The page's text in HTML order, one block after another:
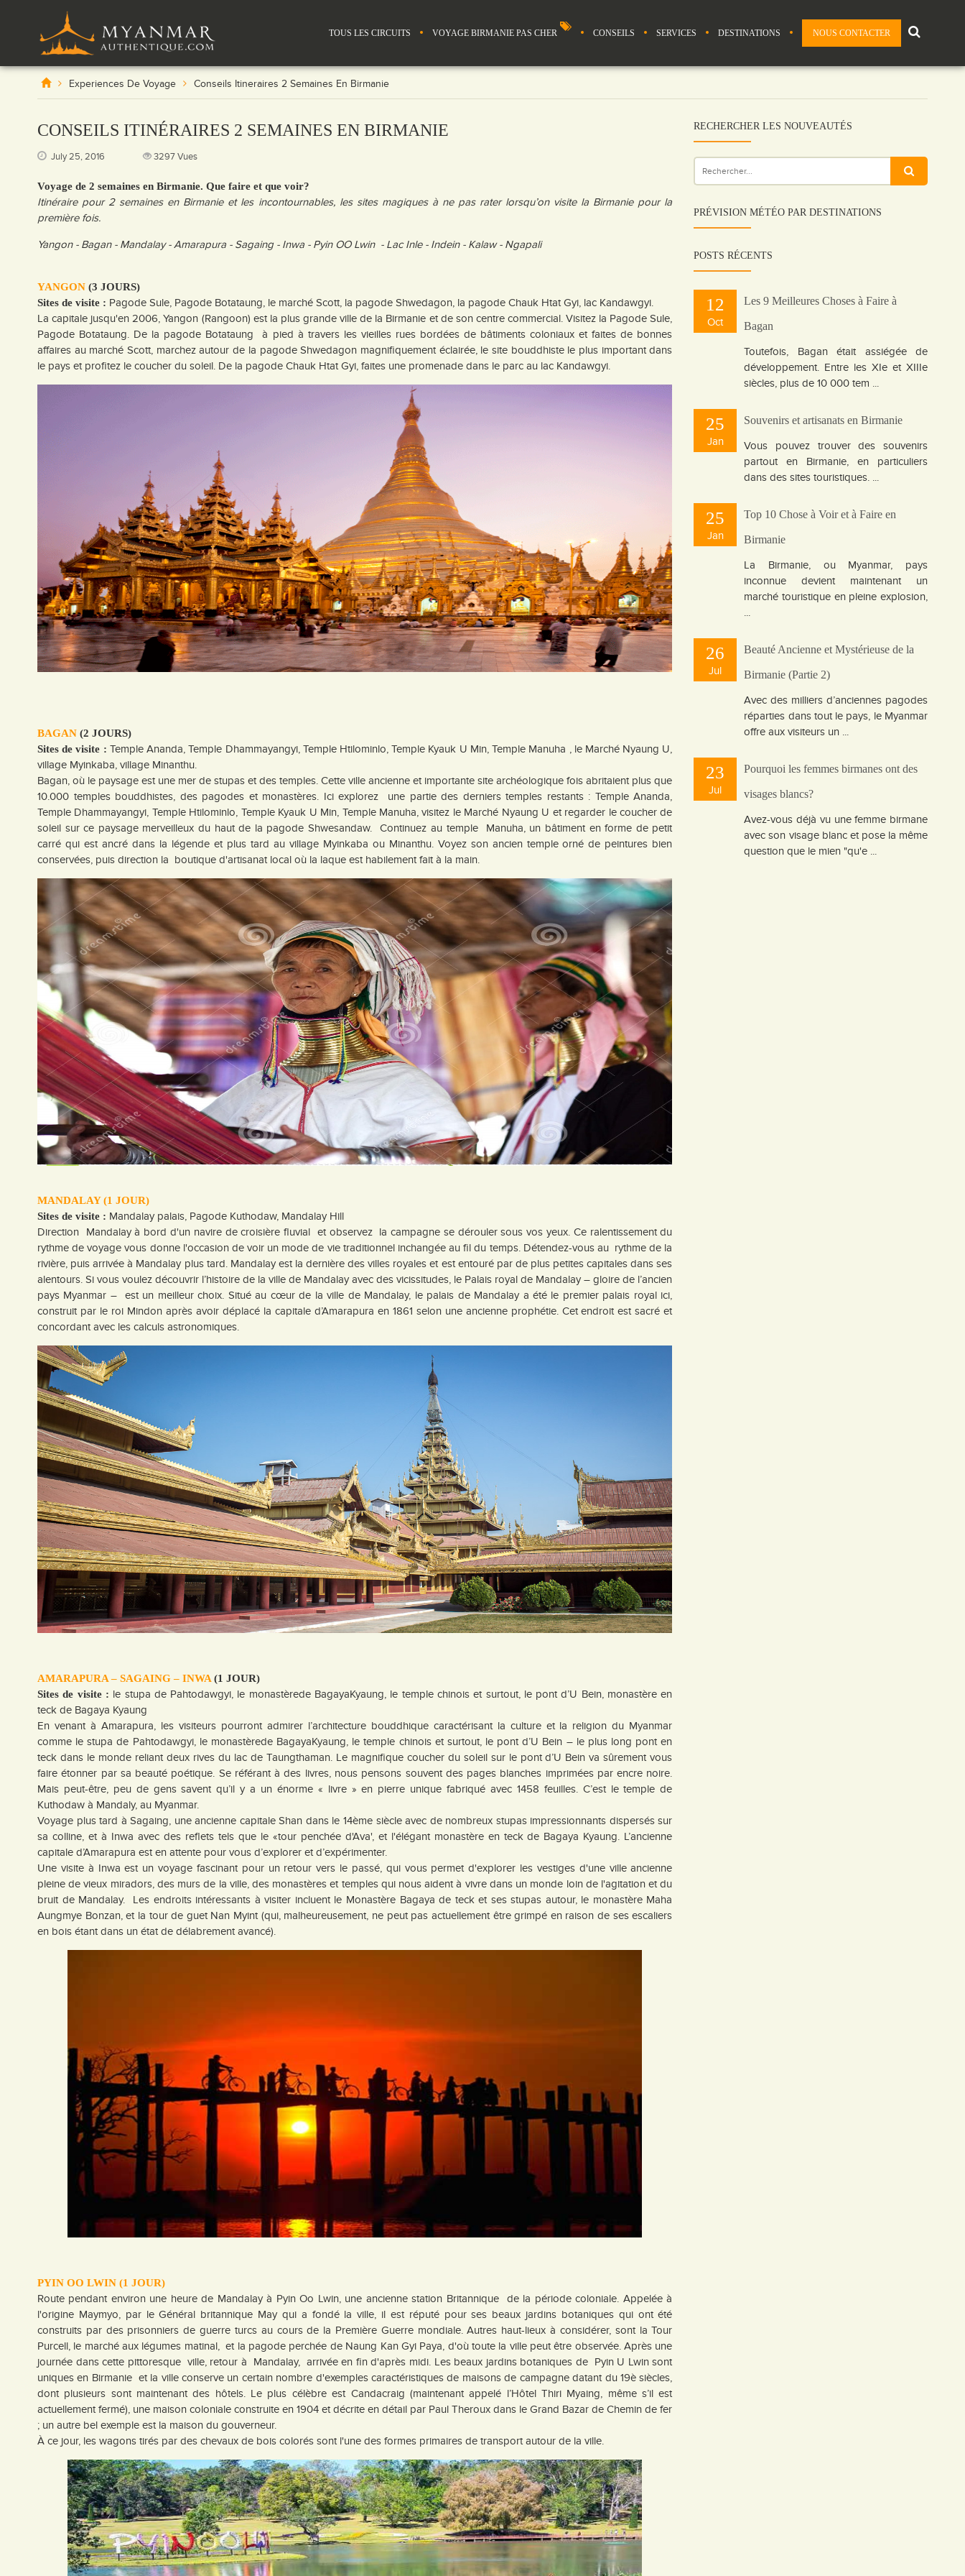
TOUS LES CIRCUITS VOYAGE BIRMANIE PAS CHER CONSEILS SERVICES DESTINATIONS NOUS CONTACTER
Experiences De Voyage Conseils Itineraires 2 Semaines En Birmanie
CONSEILS ITINÉRAIRES 2 SEMAINES EN BIRMANIE
July 25, 2016 3297 Vues
Voyage de 2 semaines en Birmanie. Que faire et que voir?
Itinéraire pour 2 semaines en Birmanie et les incontournables, les sites magiques à ne pas rater lorsqu’on visite la Birmanie pour la
première fois.
Yangon - Bagan - Mandalay - Amarapura - Sagaing - Inwa - Pyin OO Lwin - Lac Inle - Indein - Kalaw - Ngapali
YANGON (3 JOURS)
Sites de visite : Pagode Sule, Pagode Botataung, le marché Scott, la pagode Shwedagon, la pagode Chauk Htat Gyi, lac Kandawgyi.
La capitale jusqu'en 2006, Yangon (Rangoon) est la plus grande ville de la Birmanie et de son centre commercial. Visitez la Pagode Sule,
Pagode Botataung. De la pagode Botataung à pied à travers les vieilles rues bordées de bâtiments coloniaux et faites de bonnes
affaires au marché Scott, marchez autour de la pagode Shwedagon magnifiquement éclairée, le site bouddhiste le plus important dans
le pays et profitez le coucher du soleil. De la pagode Chauk Htat Gyi, faites une promenade dans le parc au lac Kandawgyi.
BAGAN (2 JOURS)
Sites de visite : Temple Ananda, Temple Dhammayangyi, Temple Htilominlo, Temple Kyauk U Min, Temple Manuha , le Marché Nyaung U,
village Myinkaba, village Minanthu.
Bagan, où le paysage est une mer de stupas et des temples. Cette ville ancienne et importante site archéologique fois abritaient plus que
10.000 temples bouddhistes, des pagodes et monastères. Ici explorez une partie des derniers temples restants : Temple Ananda,
Temple Dhammayangyi, Temple Htilominlo, Temple Kyauk U Min, Temple Manuha, visitez le Marché Nyaung U et regarder le coucher de
soleil sur ce paysage merveilleux du haut de la pagode Shwesandaw. Continuez au temple Manuha, un bâtiment en forme de petit
carré qui est ancré dans la légende et plus tard au village Myinkaba ou Minanthu. Voyez son ancien temple orné de peintures bien
conservées, puis direction la boutique d'artisanat local où la laque est habilement fait à la main.
MANDALAY (1 JOUR)
Sites de visite : Mandalay palais, Pagode Kuthodaw, Mandalay Hill
Direction Mandalay à bord d'un navire de croisière fluvial et observez la campagne se dérouler sous vos yeux. Ce ralentissement du
rythme de voyage vous donne l'occasion de voir un mode de vie traditionnel inchangée au fil du temps. Détendez-vous au rythme de la
rivière, puis arrivée à Mandalay plus tard. Mandalay est la dernière des villes royales et est entouré par de plus petites capitales dans ses
alentours. Si vous voulez découvrir l’histoire de la ville de Mandalay avec des vicissitudes, le Palais royal de Mandalay – gloire de l’ancien
pays Myanmar – est un meilleur choix. Situé au cœur de la ville de Mandalay, le palais de Mandalay a été le premier palais royal ici,
construit par le roi Mindon après avoir déplacé la capitale d’Amarapura en 1861 selon une ancienne prophétie. Cet endroit est sacré et
concordant avec les calculs astronomiques.
AMARAPURA – SAGAING – INWA (1 JOUR)
Sites de visite : le stupa de Pahtodawgyi, le monastèrede BagayaKyaung, le temple chinois et surtout, le pont d’U Bein, monastère en
teck de Bagaya Kyaung
En venant à Amarapura, les visiteurs pourront admirer l’architecture bouddhique caractérisant la culture et la religion du Myanmar
comme le stupa de Pahtodawgyi, le monastèrede BagayaKyaung, le temple chinois et surtout, le pont d’U Bein – le plus long pont en
teck dans le monde reliant deux rives du lac de Taungthaman. Le magnifique coucher du soleil sur le pont d’U Bein va sûrement vous
faire étonner par sa beauté poétique. Se référant à des livres, nous pensons souvent des pages blanches imprimées par encre noire.
Mais peut-être, peu de gens savent qu’il y a un énorme « livre » en pierre unique fabriqué avec 1458 feuilles. C’est le temple de
Kuthodaw à Mandaly, au Myanmar.
Voyage plus tard à Sagaing, une ancienne capitale Shan dans le 14ème siècle avec de nombreux stupas impressionnants dispersés sur
sa colline, et à Inwa avec des reflets tels que le «tour penchée d'Ava', et l'élégant monastère en teck de Bagaya Kyaung. L’ancienne
capitale d’Amarapura est en attente pour vous d’explorer et d’expérimenter.
Une visite à Inwa est un voyage fascinant pour un retour vers le passé, qui vous permet d'explorer les vestiges d'une ville ancienne
pleine de vieux miradors, des murs de la ville, des monastères et temples qui nous aident à vivre dans un monde loin de l'agitation et du
bruit de Mandalay. Les endroits intéressants à visiter incluent le Monastère Bagaya de teck et ses stupas autour, le monastère Maha
Aungmye Bonzan, et la tour de guet Nan Myint (qui, malheureusement, ne peut pas actuellement être grimpé en raison de ses escaliers
en bois étant dans un état de délabrement avancé).
PYIN OO LWIN (1 JOUR)
Route pendant environ une heure de Mandalay à Pyin Oo Lwin, une ancienne station Britannique de la période coloniale. Appelée à
l'origine Maymyo, par le Général britannique May qui a fondé la ville, il est réputé pour ses beaux jardins botaniques qui ont été
construits par des prisonniers de guerre turcs au cours de la Première Guerre mondiale. Autres haut-lieux à considérer, sont la Tour
Purcell, le marché aux légumes matinal, et la pagode perchée de Naung Kan Gyi Paya, d'où toute la ville peut être observée. Après une
journée dans cette pittoresque ville, retour à Mandalay, arrivée en fin d'après midi. Les beaux jardins botaniques de Pyin U Lwin sont
uniques en Birmanie et la ville conserve un certain nombre d'exemples caractéristiques de maisons de campagne datant du 19è siècles,
dont plusieurs sont maintenant des hôtels. Le plus célèbre est Candacraig (maintenant appelé l’Hôtel Thiri Myaing, même s’il est
actuellement fermé), une maison coloniale construite en 1904 et décrite en détail par Paul Theroux dans le Grand Bazar de Chemin de fer
; un autre bel exemple est la maison du gouverneur.
À ce jour, les wagons tirés par des chevaux de bois colorés sont l'une des formes primaires de transport autour de la ville.
RECHERCHER LES NOUVEAUTÉS
PRÉVISION MÉTÉO PAR DESTINATIONS
POSTS RÉCENTS
12
Oct
Les 9 Meilleures Choses à Faire à
Bagan
Toutefois, Bagan était assiégée de
développement. Entre les XIe et XIIIe
siècles, plus de 10 000 tem ...
25
Jan
Souvenirs et artisanats en Birmanie
Vous pouvez trouver des souvenirs
partout en Birmanie, en particuliers
dans des sites touristiques. ...
25
Jan
Top 10 Chose à Voir et à Faire en
Birmanie
La Birmanie, ou Myanmar, pays
inconnue devient maintenant un
marché touristique en pleine explosion,
...
26
Jul
Beauté Ancienne et Mystérieuse de la
Birmanie (Partie 2)
Avec des milliers d’anciennes pagodes
réparties dans tout le pays, le Myanmar
offre aux visiteurs un ...
23
Jul
Pourquoi les femmes birmanes ont des
visages blancs?
Avez-vous déjà vu une femme birmane
avec son visage blanc et pose la même
question que le mien "qu'e ...